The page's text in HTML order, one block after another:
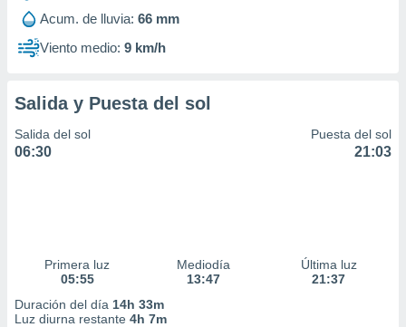
Acum. de lluvia: 66 mm
Viento medio: 9 km/h
Salida y Puesta del sol
Salida del sol
06:30
Puesta del sol
21:03
Primera luz
05:55
Mediodía
13:47
Última luz
21:37
Duración del día 14h 33m
Luz diurna restante 4h 7m